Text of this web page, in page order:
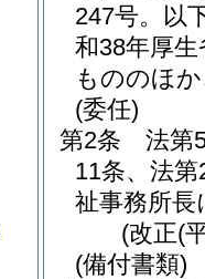
247号。以
和38年厚
もののほ
(委任)
第2条
法第
11条、法
祉事務所
(改正(
(備付書類)